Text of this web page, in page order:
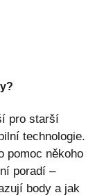
pro starší
technologie.
pomoc někoho
poradí –
body a jak